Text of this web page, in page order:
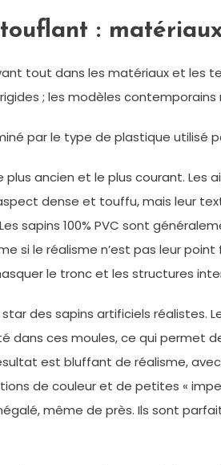
:
tout dans les matériaux et les
; les modèles
par le type de plastique utilisé
plus ancien et le plus courant.
dense et touffu, mais leur
sapins 100% PVC sont
si le réalisme n’est pas leur
le tronc et les structures
des sapins artificiels réalistes.
dans ces moules, ce qui permet
est bluffant de réalisme,
de couleur et de petites «
même de près. Ils sont